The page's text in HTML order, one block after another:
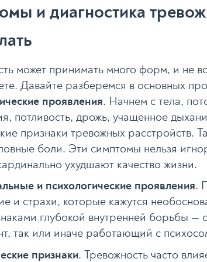
и диагностика
может принимать много форм, и не
Давайте разберемся в основных
проявления. Начнем с тела,
потливость, дрожь, учащенное
признаки тревожных расстройств.
боли. Эти симптомы нельзя
ухудшают качество жизни.
и психологические проявления.
и страхи, которые кажутся
глубокой внутренней борьбы —
так или иначе работающий с
признаки. Тревожность часто